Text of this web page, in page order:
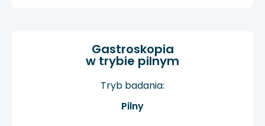
Gastroskopia
w trybie pilnym
Tryb badania:
Pilny